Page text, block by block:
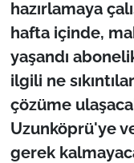
hazırlamaya
hafta içinde,
yaşandı
ilgili ne
çözüme
Uzunköprü'ye
gerek